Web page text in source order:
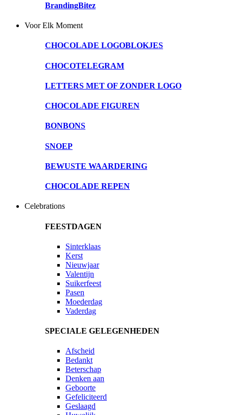
BrandingBitez
Voor Elk Moment
CHOCOLADE LOGOBLOKJES
CHOCOTELEGRAM
LETTERS MET OF ZONDER LOGO
CHOCOLADE FIGUREN
BONBONS
SNOEP
BEWUSTE WAARDERING
CHOCOLADE REPEN
Celebrations
FEESTDAGEN
Sinterklaas
Kerst
Nieuwjaar
Valentijn
Suikerfeest
Pasen
Moederdag
Vaderdag
SPECIALE GELEGENHEDEN
Afscheid
Bedankt
Beterschap
Denken aan
Geboorte
Gefeliciteerd
Geslaagd